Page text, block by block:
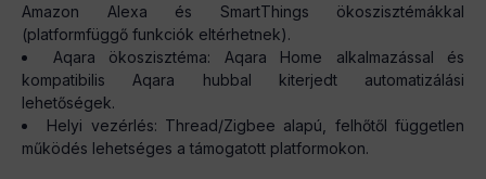
Amazon Alexa és SmartThings ökoszisztémákkal
(platformfüggő funkciók eltérhetnek).
Aqara ökoszisztéma: Aqara Home alkalmazással és
kompatibilis Aqara hubbal kiterjedt automatizálási
lehetőségek.
Helyi vezérlés: Thread/Zigbee alapú, felhőtől független
működés lehetséges a támogatott platformokon.